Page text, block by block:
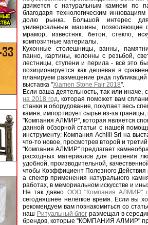
движется с натуральным камнем по
благодаря технологическим
долю рынка. Большой интерес для
универсальные машины, позволяющие
мрамор, известняк, бетон, стекло,
композитные материалы.
Кухонные столешницы, ванны,
панно, картины, колонны с резьбой,
лестницы, ступени и перила - всё это
позиционируется как дешевая в
планируем размещение ряда
выставка "Xiamen Stone Fair 2018".
Если ваша деятельность, так или иначе,
на 2018 год, которая поможет вам
станки и оборудование, покупает весь
камня, импортирует сырьё из-за
"Компания АЛМИР", которая является
данной обзорной статьи с нашей
инструменту: Компания Achilli Srl на
что-то новое, просмотрев второй и
"Компания АЛМИР" предлагает
расходных материалов для решения
удобной, производительной,
чтобы Коэффициент Полезного Действия
а спектр применения натурального
работах, в мемориальном искусстве и
Не так давно ООО "Компания АЛМИР"
сегодняшнее нелёгкое время. Если вы
рекомендуем вам познакомиться со
наш Ритуальный блог размещал в
брендов, которые "КОМПАНИЯ АЛМИР"